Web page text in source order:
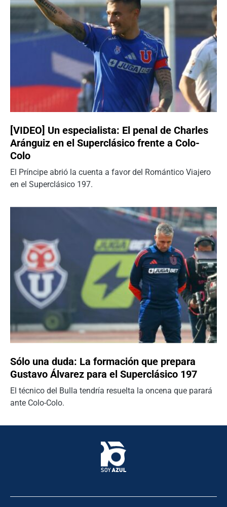
[VIDEO] Un especialista: El penal de Charles
Aránguiz en el Superclásico frente a Colo-
Colo
El Príncipe abrió la cuenta a favor del Romántico Viajero
en el Superclásico 197.
Sólo una duda: La formación que prepara
Gustavo Álvarez para el Superclásico 197
El técnico del Bulla tendría resuelta la oncena que parará
ante Colo-Colo.